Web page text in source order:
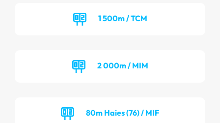
1 500m / TCM
2 000m / MIM
80m Haies (76) / MIF